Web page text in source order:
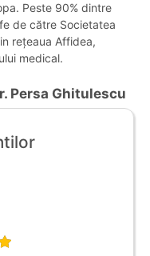
Peste 90% dintre
de către Societatea
rețeaua Affidea,
medical.
Persa Ghitulescu